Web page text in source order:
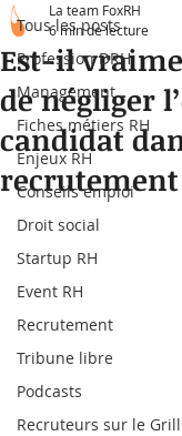
Tous les posts
Profession DRH
Management
Fiches métiers RH
Enjeux RH
Conseils emploi
Droit social
Startup RH
Event RH
Recrutement
Tribune libre
Podcasts
Recruteurs sur le Grill
Est-il
de négliger
candidat
recrutement
La team FoxRH
6 min de lecture